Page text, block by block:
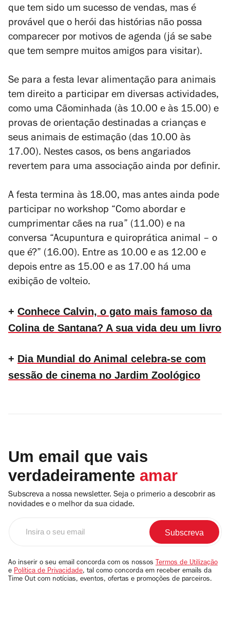
que tem sido um sucesso de vendas, mas é
provável que o herói das histórias não possa
comparecer por motivos de agenda (já se sabe
que tem sempre muitos amigos para visitar).
Se para a festa levar alimentação para animais
tem direito a participar em diversas actividades,
como uma Cãominhada (às 10.00 e às 15.00) e
provas de orientação destinadas a crianças e
seus animais de estimação (das 10.00 às
17.00). Nestes casos, os bens angariados
revertem para uma associação ainda por definir.
A festa termina às 18.00, mas antes ainda pode
participar no workshop “Como abordar e
cumprimentar cães na rua” (11.00) e na
conversa “Acupuntura e quiroprática animal – o
que é?” (16.00). Entre as 10.00 e as 12.00 e
depois entre as 15.00 e as 17.00 há uma
exibição de volteio.
+ Conhece Calvin, o gato mais famoso da
Colina de Santana? A sua vida deu um livro
+ Dia Mundial do Animal celebra-se com
sessão de cinema no Jardim Zoológico
Um email que vais
verdadeiramente amar
Subscreva a nossa newsletter. Seja o primerio a descobrir as
novidades e o melhor da sua cidade.
email
Ao inserir o seu email concorda com os nossos Termos de Utilização
e Política de Privacidade, tal como concorda em receber emails da
Time Out com notícias, eventos, ofertas e promoções de parceiros.